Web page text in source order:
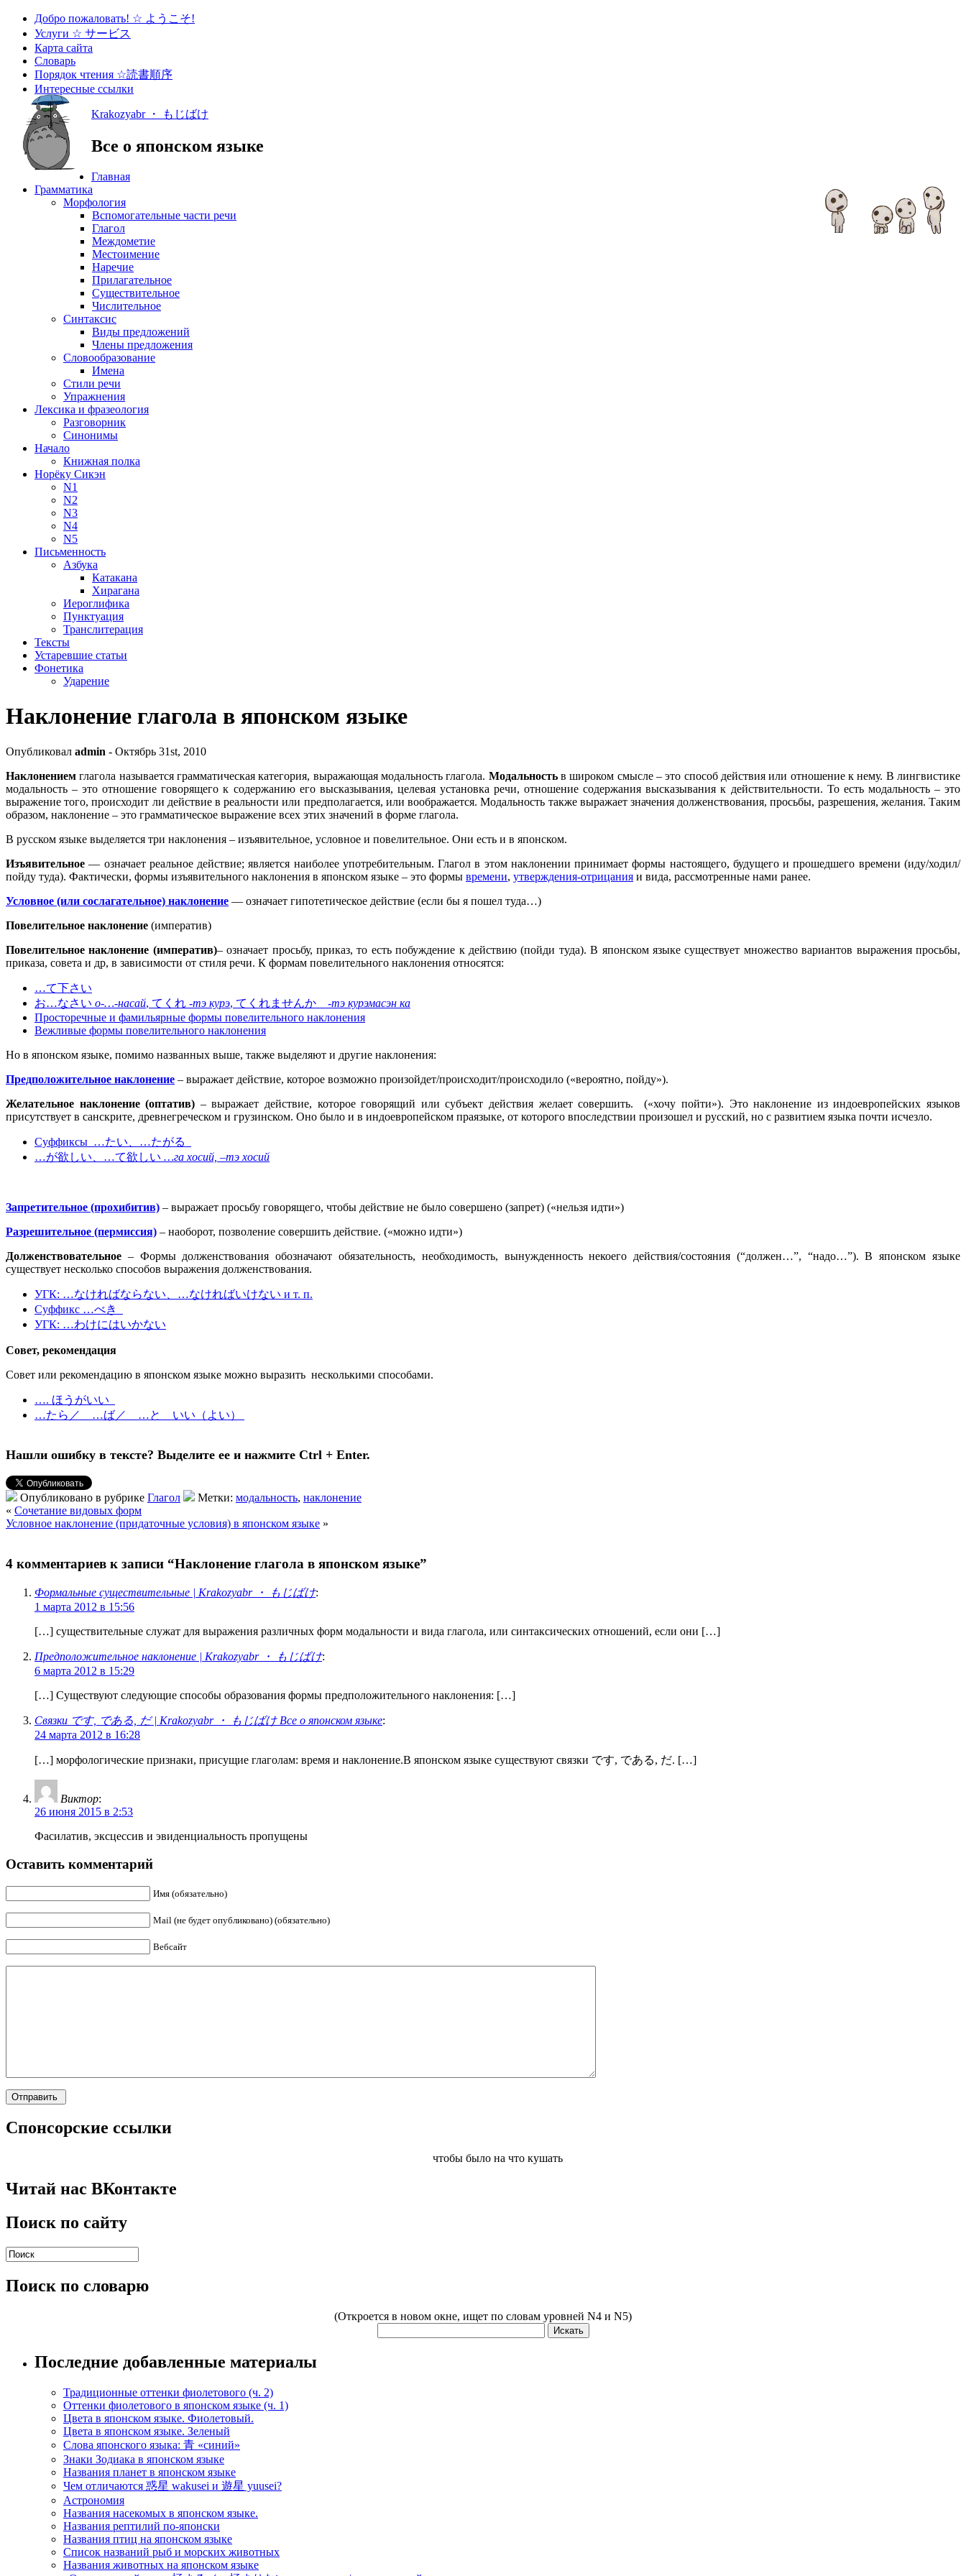
Добро пожаловать! ☆ ようこそ!
Услуги ☆ サービス
Карта сайта
Словарь
Порядок чтения ☆読書順序
Интересные ссылки
Krakozyabr ・ もじばけ
Все о японском языке
Главная
Грамматика
Морфология
Вспомогательные части речи
Глагол
Междометие
Местоимение
Наречие
Прилагательное
Существительное
Числительное
Синтаксис
Виды предложений
Члены предложения
Словообразование
Имена
Стили речи
Упражнения
Лексика и фразеология
Разговорник
Синонимы
Начало
Книжная полка
Норёку Сикэн
N1
N2
N3
N4
N5
Письменность
Азбука
Катакана
Хирагана
Иероглифика
Пунктуация
Транслитерация
Тексты
Устаревшие статьи
Фонетика
Ударение
Наклонение глагола в японском языке
Опубликовал admin - Октябрь 31st, 2010
Наклонением глагола называется грамматическая категория, выражающая модальность глагола. Модальностьв широком смысле – это способ действия или отношение к нему. В лингвистике
модальность – это отношение говорящего к содержанию его высказывания, целевая установка речи, отношение содержания высказывания к действительности. То есть модальность – это
выражение того, происходит ли действие в реальности или предполагается, или воображается. Модальность также выражает значения долженствования, просьбы, разрешения, желания. Таким
образом, наклонение – это грамматическое выражение всех этих значений в форме глагола.
В русском языке выделяется три наклонения – изъявительное, условное и повелительное. Они есть и в японском.
Изъявительное — означает реальное действие; является наиболее употребительным. Глагол в этом наклонении принимает формы настоящего, будущего и прошедшего времени (иду/ходил/
пойду туда). Фактически, формы изъявительного наклонения в японском языке – это формы времени, утверждения-отрицания и вида, рассмотренные нами ранее.
Условное (или сослагательное) наклонение — означает гипотетическое действие (если бы я пошел туда…)
Повелительное наклонение (императив)
Повелительное наклонение (императив)– означает просьбу, приказ, то есть побуждение к действию (пойди туда). В японском языке существует множество вариантов выражения просьбы,
приказа, совета и др, в зависимости от стиля речи. К формам повелительного наклонения относятся:
…て下さい
お…なさい о-…-насай, てくれ -тэ курэ, てくれませんか -тэ курэмасэн ка
Просторечные и фамильярные формы повелительного наклонения
Вежливые формы повелительного наклонения
Но в японском языке, помимо названных выше, также выделяют и другие наклонения:
Предположительное наклонение – выражает действие, которое возможно произойдет/происходит/происходило («вероятно, пойду»).
Желательное наклонение (оптатив) – выражает действие, которое говорящий или субъект действия желает совершить. («хочу пойти»). Это наклонение из индоевропейских языков
присутствует в санскрите, древнегреческом и грузинском. Оно было и в индоевропейском праязыке, от которого впоследствии произошел и русский, но с развитием языка почти исчезло.
Суффиксы …たい、…たがる
…が欲しい、…て欲しい …га хосий, –тэ хосий
Запретительное (прохибитив) – выражает просьбу говорящего, чтобы действие не было совершено (запрет) («нельзя идти»)
Разрешительное (пермиссия) – наоборот, позволение совершить действие. («можно идти»)
Долженствовательное – Формы долженствования обозначают обязательность, необходимость, вынужденность некоего действия/состояния (“должен…”, “надо…”). В японском языке
существует несколько способов выражения долженствования.
УГК: …なければならない、…なければいけない и т. п.
Суффикс …べき
УГК: …わけにはいかない
Совет, рекомендация
Совет или рекомендацию в японском языке можно выразить несколькими способами.
…. ほうがいい
…たら／ …ば／ …と いい（よい）
Нашли ошибку в тексте? Выделите ее и нажмите Ctrl + Enter.
Опубликовано в рубрике Глагол Метки: модальность, наклонение
« Сочетание видовых форм
Условное наклонение (придаточные условия) в японском языке »
4 комментариев к записи “Наклонение глагола в японском языке”
Формальные существительные | Krakozyabr ・ もじばけ:
1 марта 2012 в 15:56
[…] существительные служат для выражения различных форм модальности и вида глагола, или синтаксических отношений, если они […]
Предположительное наклонение | Krakozyabr ・ もじばけ:
6 марта 2012 в 15:29
[…] Существуют следующие способы образования формы предположительного наклонения: […]
Связки です, である, だ | Krakozyabr ・ もじばけ Все о японском языке:
24 марта 2012 в 16:28
[…] морфологические признаки, присущие глаголам: время и наклонение.В японском языке существуют связки です, である, だ. […]
Виктор:
26 июня 2015 в 2:53
Фасилатив, эксцессив и эвиденциальность пропущены
Оставить комментарий
Имя (обязательно)
Mail (не будет опубликовано) (обязательно)
Вебсайт
Спонсорские ссылки
чтобы было на что кушать
Читай нас ВКонтакте
Поиск по сайту
Поиск по словарю
(Откроется в новом окне, ищет по словам уровней N4 и N5)
Последние добавленные материалы
Традиционные оттенки фиолетового (ч. 2)
Оттенки фиолетового в японском языке (ч. 1)
Цвета в японском языке. Фиолетовый.
Цвета в японском языке. Зеленый
Слова японского языка: 青 «синий»
Знаки Зодиака в японском языке
Названия планет в японском языке
Чем отличаются 惑星 wakusei и 遊星 yuusei?
Астрономия
Названия насекомых в японском языке.
Названия рептилий по-японски
Названия птиц на японском языке
Список названий рыб и морских животных
Названия животных на японском языке